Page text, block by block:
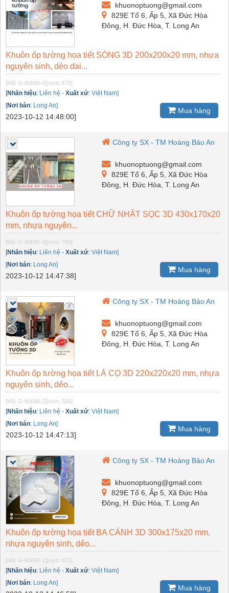
khuonoptuong@gmail.com
829E Tổ 6, Ấp 5, Xã Đức Hòa
Đông, H. Đức Hòa, T. Long An
Khuôn ốp tường họa tiết SÓNG 3D 200x200x20 mm, nhựa
nguyên sinh, dẻo dai...
[Mã: G-60696-4] [xem: 679]
[Nhãn hiệu: Liên hệ - Xuất xứ: Việt Nam]
[Nơi bán: Long An]
2023-10-12 14:48:00]
Mua hàng
Công ty SX - TM Hoàng Bảo An
khuonoptuong@gmail.com
829E Tổ 6, Ấp 5, Xã Đức Hòa
Đông, H. Đức Hòa, T. Long An
Khuôn ốp tường họa tiết CHỮ NHẬT SỌC 3D 430x170x20
mm, nhựa nguyên...
[Mã: G-60696-3] [xem: 788]
[Nhãn hiệu: Liên hệ - Xuất xứ: Việt Nam]
[Nơi bán: Long An]
2023-10-12 14:47:38]
Mua hàng
Công ty SX - TM Hoàng Bảo An
khuonoptuong@gmail.com
829E Tổ 6, Ấp 5, Xã Đức Hòa
Đông, H. Đức Hòa, T. Long An
Khuôn ốp tường họa tiết LÁ CỌ 3D 220x220x20 mm, nhựa
nguyên sinh, dẻo...
[Mã: G-60696-2] [xem: 936]
[Nhãn hiệu: Liên hệ - Xuất xứ: Việt Nam]
[Nơi bán: Long An]
2023-10-12 14:47:13]
Mua hàng
Công ty SX - TM Hoàng Bảo An
khuonoptuong@gmail.com
829E Tổ 6, Ấp 5, Xã Đức Hòa
Đông, H. Đức Hòa, T. Long An
Khuôn ốp tường họa tiết BA CÁNH 3D 300x175x20 mm,
nhựa nguyên sinh, dẻo...
[Mã: G-60696-1] [xem: 671]
[Nhãn hiệu: Liên hệ - Xuất xứ: Việt Nam]
[Nơi bán: Long An]
Mua hàng